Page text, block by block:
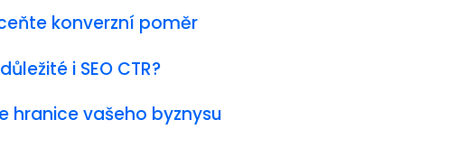
konverzní poměr
i SEO CTR?
hranice vašeho byznysu